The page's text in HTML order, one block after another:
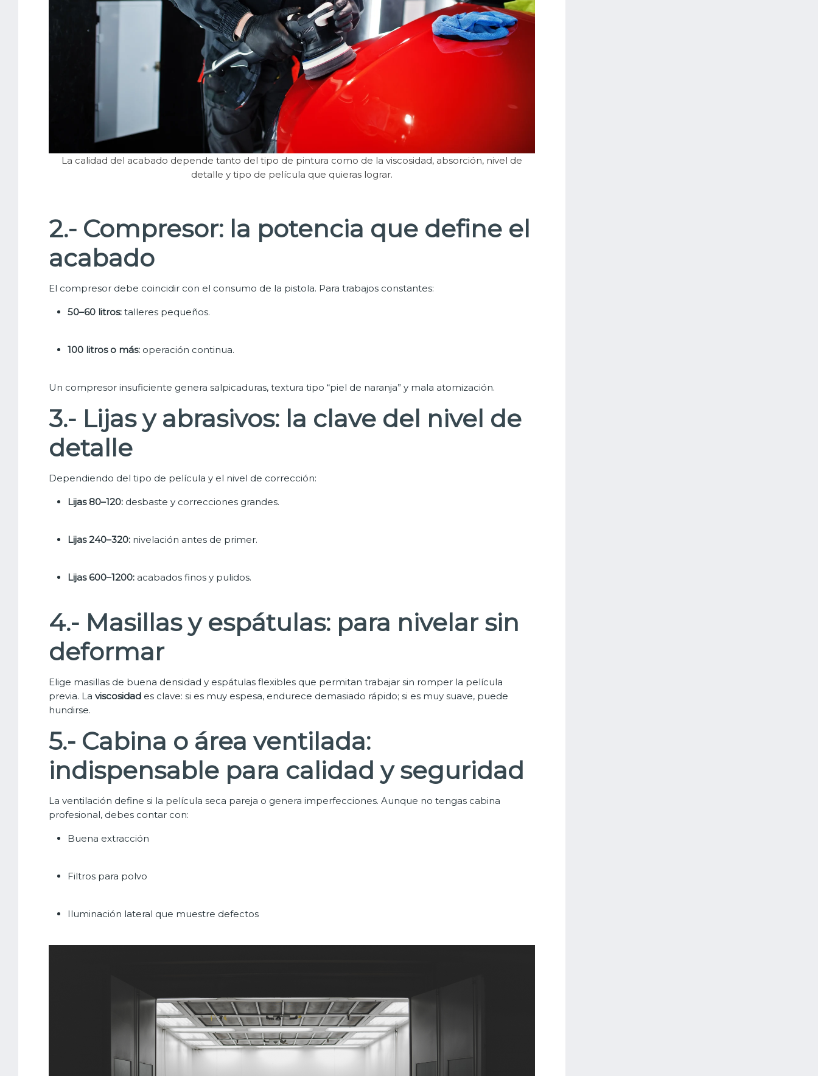
La calidad del acabado depende tanto del tipo de pintura como de la viscosidad, absorción, nivel de
detalle y tipo de película que quieras lograr.
2.- Compresor: la potencia que define el
acabado
El compresor debe coincidir con el consumo de la pistola. Para trabajos constantes:
50–60 litros: talleres pequeños.
100 litros o más: operación continua.
Un compresor insuficiente genera salpicaduras, textura tipo “piel de naranja” y mala atomización.
3.- Lijas y abrasivos: la clave del nivel de
detalle
Dependiendo del tipo de película y el nivel de corrección:
Lijas 80–120: desbaste y correcciones grandes.
Lijas 240–320: nivelación antes de primer.
Lijas 600–1200: acabados finos y pulidos.
4.- Masillas y espátulas: para nivelar sin
deformar
Elige masillas de buena densidad y espátulas flexibles que permitan trabajar sin romper la película
previa. La viscosidad es clave: si es muy espesa, endurece demasiado rápido; si es muy suave, puede
hundirse.
5.- Cabina o área ventilada:
indispensable para calidad y seguridad
La ventilación define si la película seca pareja o genera imperfecciones. Aunque no tengas cabina
profesional, debes contar con:
Buena extracción
Filtros para polvo
Iluminación lateral que muestre defectos